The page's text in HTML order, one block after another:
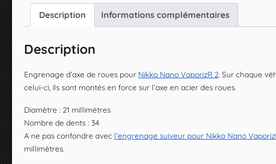
Description Informations complémentaires
Description
Engrenage d’axe de roues pour Nikko Nano VaporizR 2. Sur chaque
celui-ci, ils sont montés en force sur l’axe en acier des roues.
Diamètre : 21 millimètres
Nombre de dents : 34
A ne pas confondre avec l’engrenage suiveur pour Nikko Nano
millimètres.